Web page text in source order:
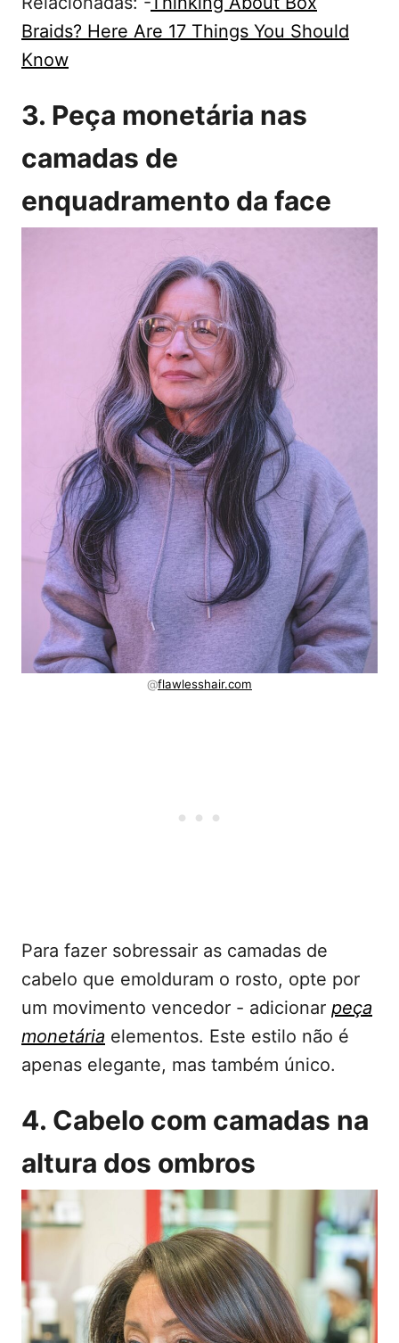
Braids? Here Are 17 Things You Should
Know
3. Peça monetária nas
camadas de
enquadramento da face
@flawlesshair.com
Para fazer sobressair as camadas de
cabelo que emolduram o rosto, opte por
um movimento vencedor - adicionar peça
monetária elementos. Este estilo não é
apenas elegante, mas também único.
4. Cabelo com camadas na
altura dos ombros